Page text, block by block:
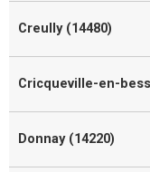
Creully (14480)
Cricqueville-en-
Donnay (14220)